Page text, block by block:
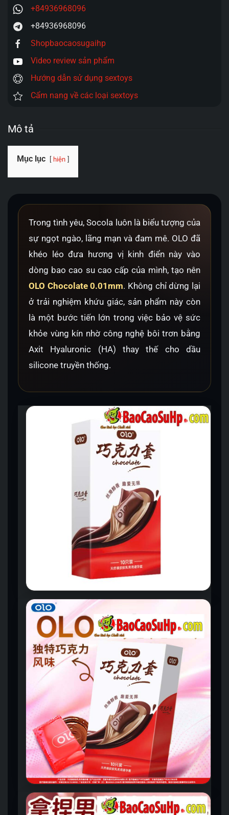
+84936968096
+84936968096
Shopbaocaosugaihp
Video review sản phẩm
Hướng dẫn sử dụng sextoys
Cẩm nang về các loại sextoys
Mô tả
Mục lục hiện
Trong tình yêu, Socola luôn là biểu tượng của
sự ngọt ngào, lãng mạn và đam mê. OLO đã
khéo léo đưa hương vị kinh điển này vào
dòng bao cao su cao cấp của mình, tạo nên
OLO Chocolate 0.01mm. Không chỉ dừng lại
ở trải nghiệm khứu giác, sản phẩm này còn
là một bước tiến lớn trong việc bảo vệ sức
khỏe vùng kín nhờ công nghệ bôi trơn bằng
Axit Hyaluronic (HA) thay thế cho dầu
silicone truyền thống.